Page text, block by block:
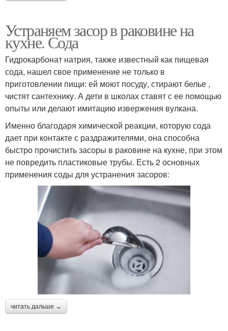
Устраняем засор в раковине на
кухне. Сода
Гидрокарбонат натрия, также известный как пищевая
сода, нашел свое применение не только в
приготовлении пищи: ей моют посуду, стирают белье ,
чистят сантехнику. А дети в школах ставят с ее помощью
опыты или делают имитацию извержения вулкана.
Именно благодаря химической реакции, которую сода
дает при контакте с раздражителями, она способна
быстро прочистить засоры в раковине на кухне, при этом
не повредить пластиковые трубы. Есть 2 основных
применения соды для устранения засоров:
читать дальше →